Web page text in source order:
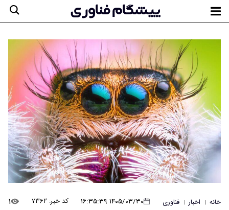
خانه | اخبار | فناوری ۱۴۰۵/۰۳/۳۰ ۱۶:۳۵:۳۹ کد خبر: ۷۳۶۲ ۱